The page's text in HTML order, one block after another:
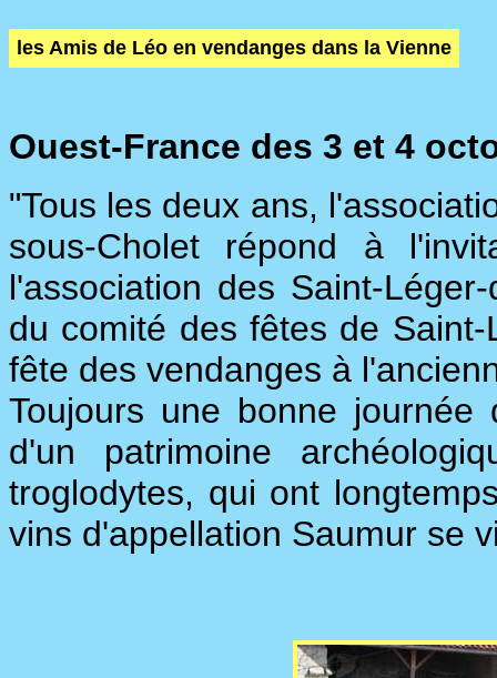
les Amis de Léo en vendanges dans la Vienne
Ouest-France des 3 et 4
"Tous les deux ans,
sous-Cholet répond à
l'association des Saint-
du comité des fêtes de
fête des vendanges à
Toujours une bonne
d'un patrimoine
troglodytes, qui ont
vins d'appellation Saumur se